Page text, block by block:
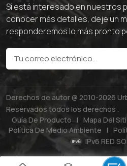
Si está interesado en nuestros
conocer más detalles, deje un
responderemos lo más pronto
Derechos de autor @ 2010-2026
Reservados todos los derechos .
Guía De Producto | Mapa Del
Política De Medio Ambiente |
IPv6 RED